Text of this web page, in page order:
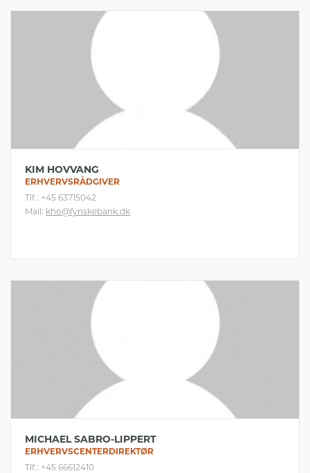
KIM HOVVANG
ERHVERVSRÅDGIVER
Tlf.: +45 63715042
Mail: kho@fynskebank.dk
MICHAEL SABRO-LIPPERT
ERHVERVSCENTERDIREKTØR
Tlf.: +45 66612410